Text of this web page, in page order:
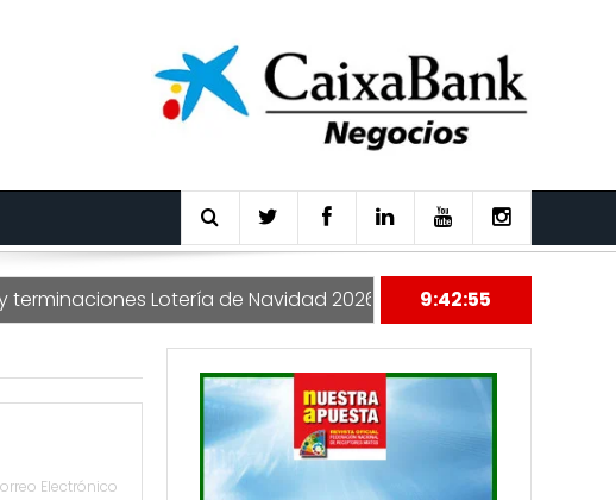
Lotería de Navidad 2026 Nuestra Apuesta 177
9:42:56
Electrónico